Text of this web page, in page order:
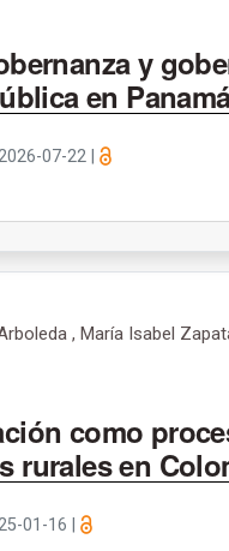
y
en
07-22 |
, María Isabel
como
rurales en
01-16 |